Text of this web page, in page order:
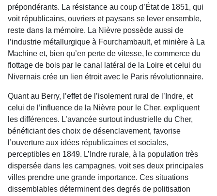
prépondérants. La résistance au coup d’État de 1851, qui
voit républicains, ouvriers et paysans se lever ensemble,
reste dans la mémoire. La Nièvre possède aussi de
l’industrie métallurgique à Fourchambault, et minière à La
Machine et, bien qu’en perte de vitesse, le commerce du
flottage de bois par le canal latéral de la Loire et celui du
Nivernais crée un lien étroit avec le Paris révolutionnaire.
Quant au Berry, l’effet de l’isolement rural de l’Indre, et
celui de l’influence de la Nièvre pour le Cher, expliquent
les différences. L’avancée surtout industrielle du Cher,
bénéficiant des choix de désenclavement, favorise
l’ouverture aux idées républicaines et sociales,
perceptibles en 1849. L’Indre rurale, à la population très
dispersée dans les campagnes, voit ses deux principales
villes prendre une grande importance. Ces situations
dissemblables déterminent des degrés de politisation